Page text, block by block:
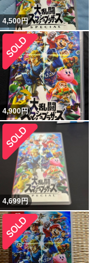
4,500円
4,900円
4,699円